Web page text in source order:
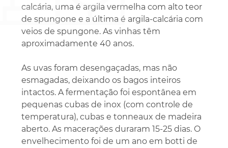
calcária, uma é argila vermelha com alto teor
de spungone e a última é argila-calcária com
veios de spungone. As vinhas têm
aproximadamente 40 anos.
As uvas foram desengaçadas, mas não
esmagadas, deixando os bagos inteiros
intactos. A fermentação foi espontânea em
pequenas cubas de inox (com controle de
temperatura), cubas e tonneaux de madeira
aberto. As macerações duraram 15-25 dias. O
envelhecimento foi de um ano em botti de